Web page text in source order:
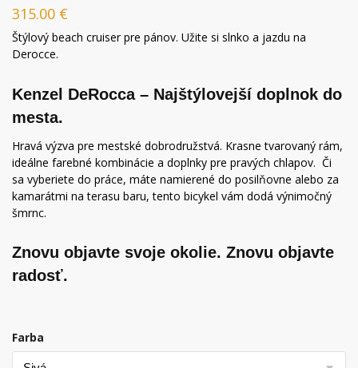
315.00 €
Štýlový beach cruiser pre pánov. Užite si slnko a jazdu na
Derocce.
Kenzel DeRocca – Najštýlovejší doplnok do
mesta.
Hravá výzva pre mestské dobrodružstvá. Krasne tvarovaný rám,
ideálne farebné kombinácie a doplnky pre pravých chlapov. Či
sa vyberiete do práce, máte namierené do posilňovne alebo za
kamarátmi na terasu baru, tento bicykel vám dodá výnimočný
šmrnc.
Znovu objavte svoje okolie. Znovu objavte
radosť.
Farba